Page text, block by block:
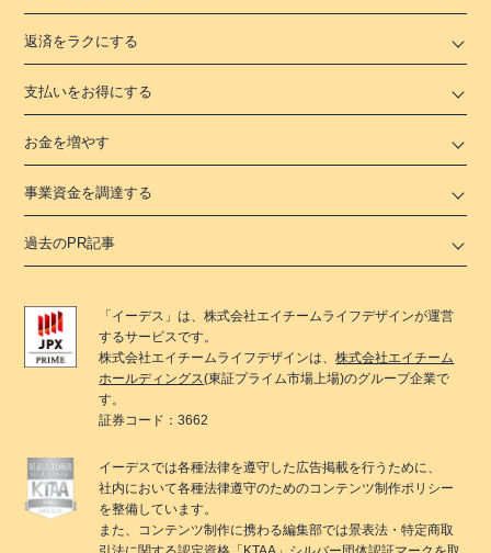
返済をラクにする
支払いをお得にする
お金を増やす
事業資金を調達する
過去のPR記事
「 イーデス 」は、株式会社エイチームライフデザインが運営
するサービスです。
株式会社エイチームライフデザインは、株式会社エイチーム
ホールディングス(東証プライム市場上場)のグループ企業で
す。
証券コード：3662
イーデスでは各種法律を遵守した広告掲載を行うために、
社内において各種法律遵守のためのコンテンツ制作ポリシー
を整備しています。
また、コンテンツ制作に携わる編集部では景表法・特定商取